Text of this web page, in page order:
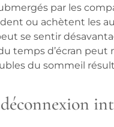
par les
ou achètent les
se sentir
temps d’écran peut
du sommeil
déconnexion